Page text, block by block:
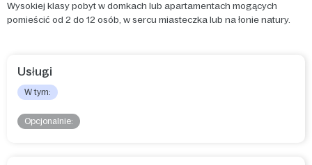
Wysokiej klasy pobyt w domkach lub apartamentach mogących
pomieścić od 2 do 12 osób, w sercu miasteczka lub na łonie natury.
Usługi
W tym:
Opcjonalnie: